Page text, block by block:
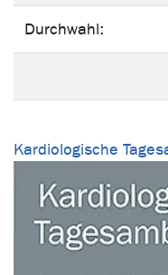
Durchwahl:
Kardiologische